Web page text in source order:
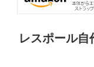
レスポール